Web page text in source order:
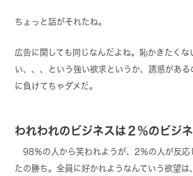
ちょっと話がそれたね。
広告に関しても同じなんだよね。恥かきたくな
い、、、という強い欲求というか、誘惑があ
に負けてちゃダメだ。
われわれのビジネスは２％のビジ
98％の人から笑われようが、2％の人が反応
たの勝ち。全員に好かれようなんていう欲望は